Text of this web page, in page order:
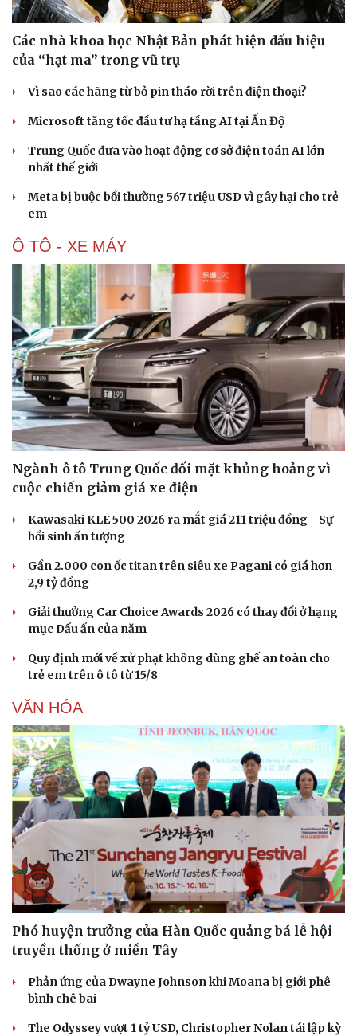
Sân khấu - Điện ảnh
Âm nhạc
Di sản
Nghệ sĩ
Các nhà khoa học Nhật Bản phát hiện dấu hiệu
của “hạt ma” trong vũ trụ
Vì sao các hãng từ bỏ pin tháo rời trên điện thoại?
Microsoft tăng tốc đầu tư hạ tầng AI tại Ấn Độ
Trung Quốc đưa vào hoạt động cơ sở điện toán AI lớn
nhất thế giới
Meta bị buộc bồi thường 567 triệu USD vì gây hại cho trẻ
em
Ô TÔ - XE MÁY
Ngành ô tô Trung Quốc đối mặt khủng hoảng vì
cuộc chiến giảm giá xe điện
Kawasaki KLE 500 2026 ra mắt giá 211 triệu đồng - Sự
hồi sinh ấn tượng
Gần 2.000 con ốc titan trên siêu xe Pagani có giá hơn
2,9 tỷ đồng
Giải thưởng Car Choice Awards 2026 có thay đổi ở hạng
mục Dấu ấn của năm
Quy định mới về xử phạt không dùng ghế an toàn cho
trẻ em trên ô tô từ 15/8
VĂN HÓA
Phó huyện trưởng của Hàn Quốc quảng bá lễ hội
truyền thống ở miền Tây
Phản ứng của Dwayne Johnson khi Moana bị giới phê
bình chê bai
The Odyssey vượt 1 tỷ USD, Christopher Nolan tái lập kỳ